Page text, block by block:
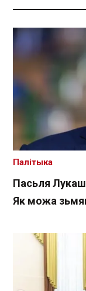
Пасьля
Як можа
Палітыка